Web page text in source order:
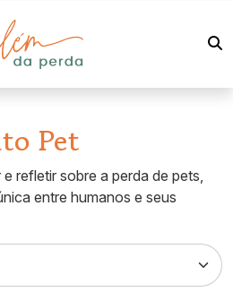
Pet
refletir sobre a perda de pets,
entre humanos e seus